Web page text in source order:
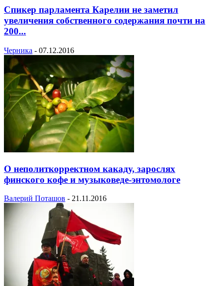
Спикер парламента Карелии не заметил
увеличения собственного содержания почти на
200...
Черника - 07.12.2016
О неполиткорректном какаду, зарослях
финского кофе и музыковеде-энтомологе
Валерий Поташов - 21.11.2016